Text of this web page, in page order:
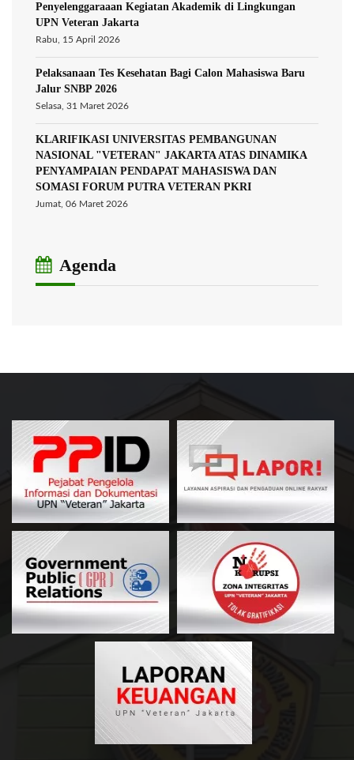
Penyelenggaraaan Kegiatan Akademik di Lingkungan
UPN Veteran Jakarta
Rabu, 15 April 2026
Pelaksanaan Tes Kesehatan Bagi Calon Mahasiswa Baru
Jalur SNBP 2026
Selasa, 31 Maret 2026
KLARIFIKASI UNIVERSITAS PEMBANGUNAN
NASIONAL "VETERAN" JAKARTA ATAS DINAMIKA
PENYAMPAIAN PENDAPAT MAHASISWA DAN
SOMASI FORUM PUTRA VETERAN PKRI
Jumat, 06 Maret 2026
Agenda